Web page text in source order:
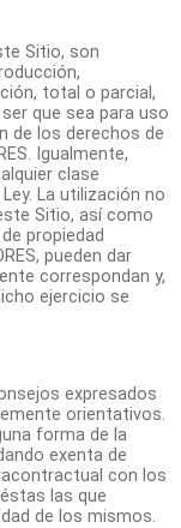
Sitio, son
total o parcial,
que sea para uso
de los derechos de
Igualmente,
clase
La utilización no
Sitio, así como
propiedad
pueden dar
correspondan y,
ejercicio se
expresados
orientativos.
forma de la
exenta de
con los
las que
de los mismos.